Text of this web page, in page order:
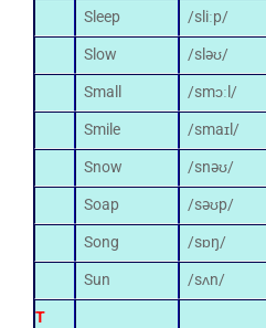
Sleep
/sliːp/
Slow
/sləʊ/
Small
/smɔːl/
Smile
/smaɪl/
Snow
/snəʊ/
Soap
/səʊp/
Song
/sɒŋ/
Sun
/sʌn/
T